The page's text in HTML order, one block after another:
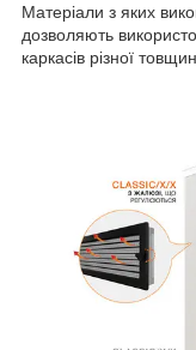
Матеріали з яких
дозволяють
каркасів різної